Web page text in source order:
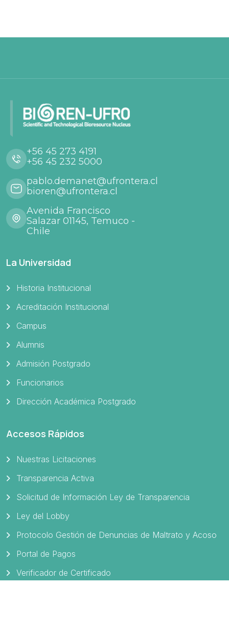
+56 45 273 4191
+56 45 232 5000
pablo.demanet@ufrontera.cl
bioren@ufrontera.cl
Avenida Francisco
Salazar 01145, Temuco -
Chile
La Universidad
Historia Institucional
Acreditación Institucional
Campus
Alumnis
Admisión Postgrado
Funcionarios
Dirección Académica Postgrado
Accesos Rápidos
Nuestras Licitaciones
Transparencia Activa
Solicitud de Información Ley de Transparencia
Ley del Lobby
Protocolo Gestión de Denuncias de Maltrato y Acoso
Portal de Pagos
Verificador de Certificado